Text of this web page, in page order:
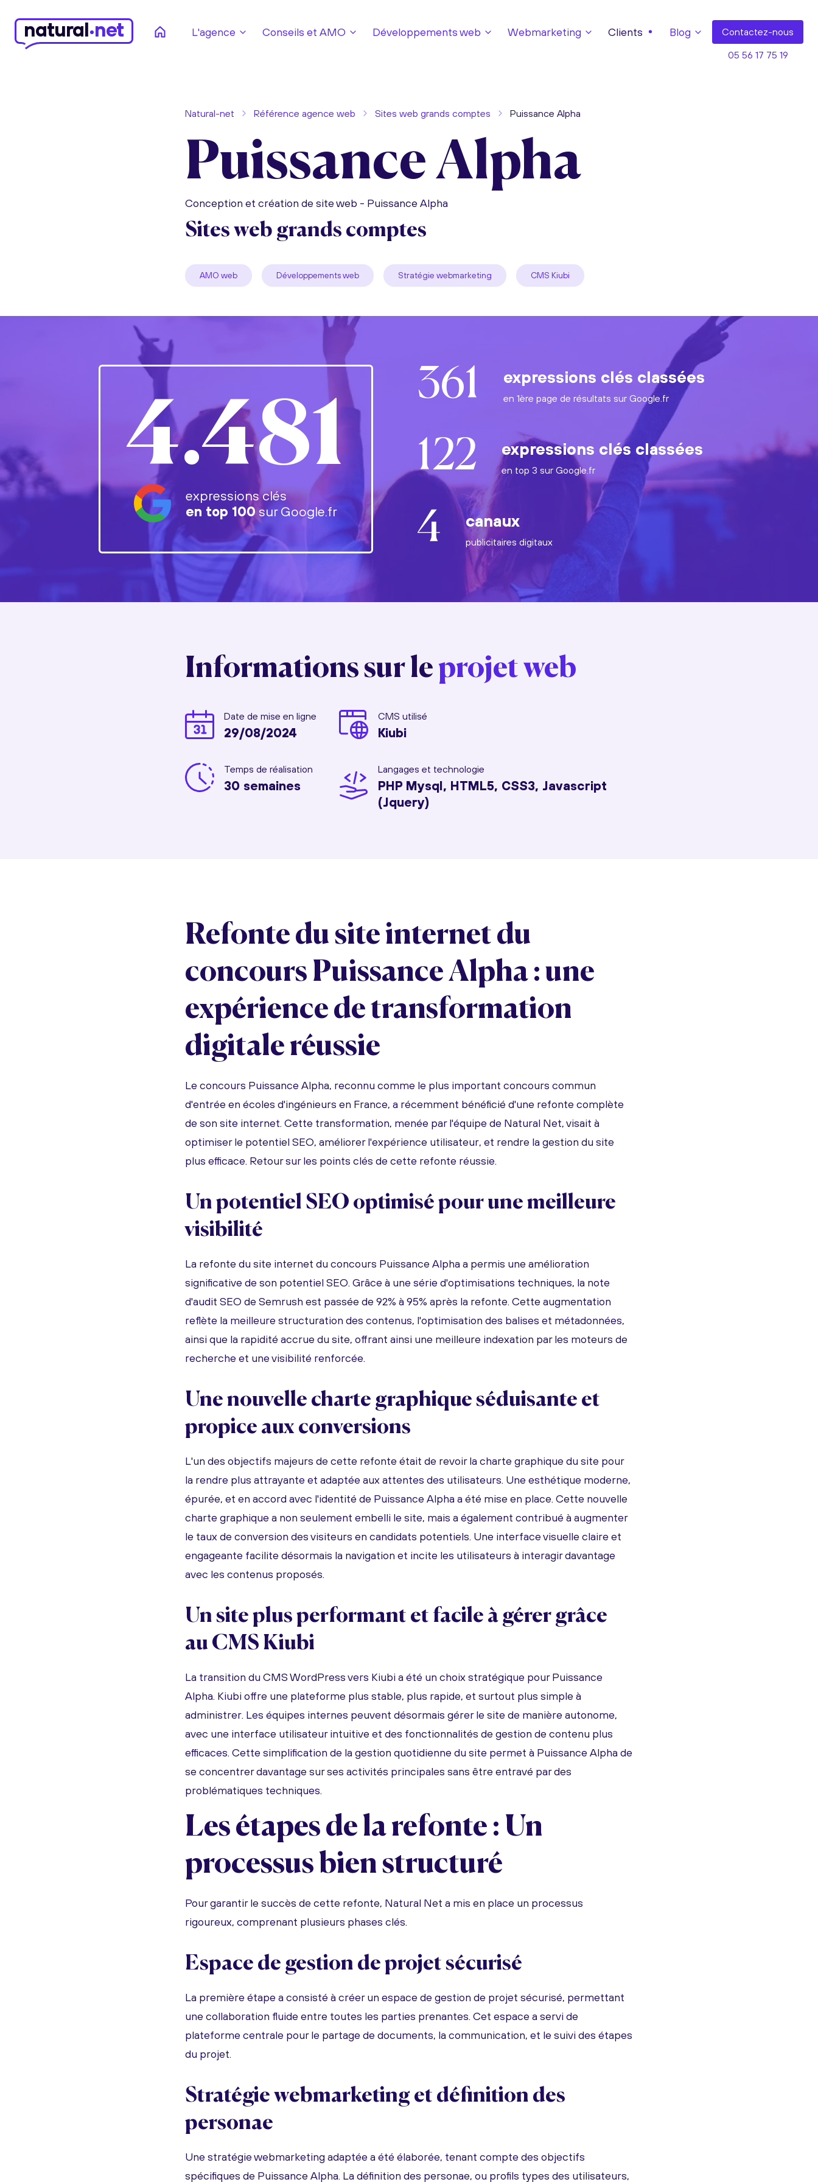
natural net L'agence Conseils et AMO Développements web Webmarketing Clients Blog Contactez-nous
05 56 17 75 19
Natural-net Référence agence web Sites web grands comptes Puissance Alpha
Puissance Alpha
Conception et création de site web - Puissance Alpha
Sites web grands comptes
AMO web Développements web Stratégie webmarketing CMS Kiubi
4.481
expressions clés
en top 100 sur Google.fr
361 expressions clés classées
en 1ère page de résultats sur Google.fr
122 expressions clés classées
en top 3 sur Google.fr
4 canaux
publicitaires digitaux
Informations sur leprojet web
Date de mise en ligne
29/08/2024
CMS utilisé
Kiubi
Temps de réalisation
30 semaines
Langages et technologie
PHP Mysql, HTML5, CSS3, Javascript
(Jquery)
Refonte du site internet du
concours Puissance Alpha : une
expérience de transformation
digitale réussie
Le concours Puissance Alpha, reconnu comme le plus important concours commun
d'entrée en écoles d'ingénieurs en France, a récemment bénéficié d'une refonte complète
de son site internet. Cette transformation, menée par l'équipe de Natural Net, visait à
optimiser le potentiel SEO, améliorer l'expérience utilisateur, et rendre la gestion du site
plus efficace. Retour sur les points clés de cette refonte réussie.
Un potentiel SEO optimisé pour une meilleure
visibilité
La refonte du site internet du concours Puissance Alpha a permis une amélioration
significative de son potentiel SEO. Grâce à une série d'optimisations techniques, la note
d'audit SEO de Semrush est passée de 92% à 95% après la refonte. Cette augmentation
reflète la meilleure structuration des contenus, l'optimisation des balises et métadonnées,
ainsi que la rapidité accrue du site, offrant ainsi une meilleure indexation par les moteurs de
recherche et une visibilité renforcée.
Une nouvelle charte graphique séduisante et
propice aux conversions
L'un des objectifs majeurs de cette refonte était de revoir la charte graphique du site pour
la rendre plus attrayante et adaptée aux attentes des utilisateurs. Une esthétique moderne,
épurée, et en accord avec l'identité de Puissance Alpha a été mise en place. Cette nouvelle
charte graphique a non seulement embelli le site, mais a également contribué à augmenter
le taux de conversion des visiteurs en candidats potentiels. Une interface visuelle claire et
engageante facilite désormais la navigation et incite les utilisateurs à interagir davantage
avec les contenus proposés.
Un site plus performant et facile à gérer grâce
au CMS Kiubi
La transition du CMS WordPress vers Kiubi a été un choix stratégique pour Puissance
Alpha. Kiubi offre une plateforme plus stable, plus rapide, et surtout plus simple à
administrer. Les équipes internes peuvent désormais gérer le site de manière autonome,
avec une interface utilisateur intuitive et des fonctionnalités de gestion de contenu plus
efficaces. Cette simplification de la gestion quotidienne du site permet à Puissance Alpha de
se concentrer davantage sur ses activités principales sans être entravé par des
problématiques techniques.
Les étapes de la refonte : Un
processus bien structuré
Pour garantir le succès de cette refonte, Natural Net a mis en place un processus
rigoureux, comprenant plusieurs phases clés.
Espace de gestion de projet sécurisé
La première étape a consisté à créer un espace de gestion de projet sécurisé, permettant
une collaboration fluide entre toutes les parties prenantes. Cet espace a servi de
plateforme centrale pour le partage de documents, la communication, et le suivi des étapes
du projet.
Stratégie webmarketing et définition des
personae
Une stratégie webmarketing adaptée a été élaborée, tenant compte des objectifs
spécifiques de Puissance Alpha. La définition des personae, ou profils types des utilisateurs,